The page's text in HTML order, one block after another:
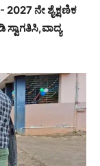
ನೇ ಶೈಕ್ಷಣಿಕ